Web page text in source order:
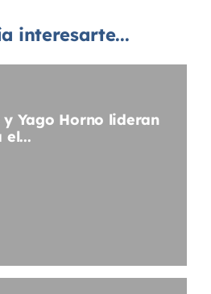
interesarte...
y Yago Horno lideran
el...